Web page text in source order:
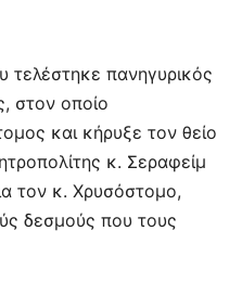
πανηγυρικός
στον οποίο
και κήρυξε τον θείο
κ. Σεραφείμ
τον κ. Χρυσόστομο,
δεσμούς που τους